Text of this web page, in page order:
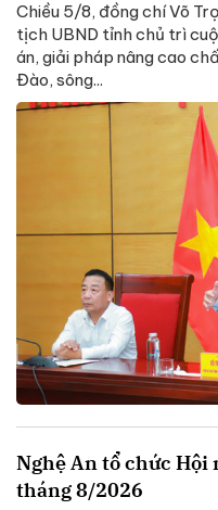
Chiều 5/8, đồng chí Võ
tịch UBND tỉnh chủ trì
án, giải pháp nâng cao
Đào, sông...
Nghệ An tổ chức Hội
tháng 8/2026